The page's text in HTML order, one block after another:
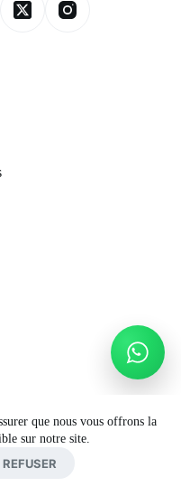
que nous vous offrons la
sur notre site.
REFUSER
A. K. SIMPORE